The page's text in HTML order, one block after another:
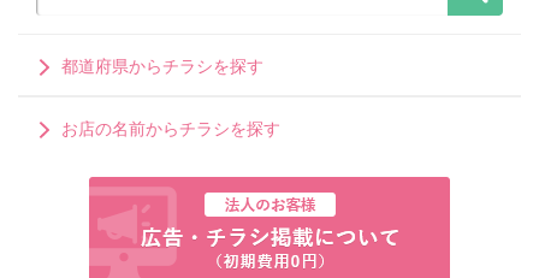
都道府県からチラシを探す
お店の名前からチラシを探す